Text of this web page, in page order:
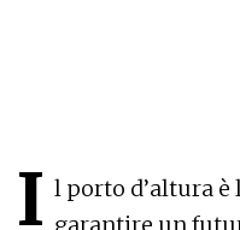
I l porto d’altura è
garantire un